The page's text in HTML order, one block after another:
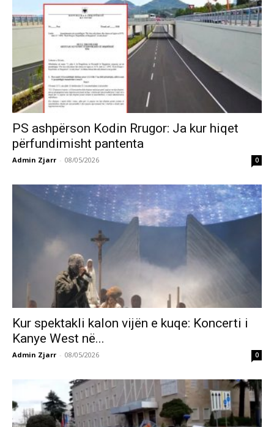
PS ashpërson Kodin Rrugor: Ja kur hiqet
përfundimisht pantenta
Admin Zjarr - 08/05/2026 0
Kur spektakli kalon vijën e kuqe: Koncerti i
Kanye West në...
Admin Zjarr - 08/05/2026 0